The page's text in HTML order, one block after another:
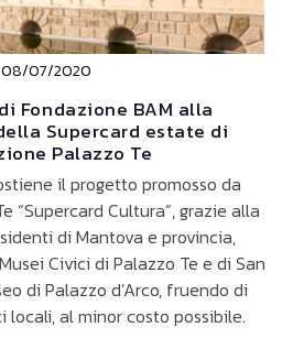
08/07/2020
Fondazione BAM alla
Supercard estate di
Palazzo Te
il progetto promosso da
“Supercard Cultura”, grazie alla
di Mantova e provincia,
Civici di Palazzo Te e di San
di Palazzo d’Arco, fruendo di
al minor costo possibile.